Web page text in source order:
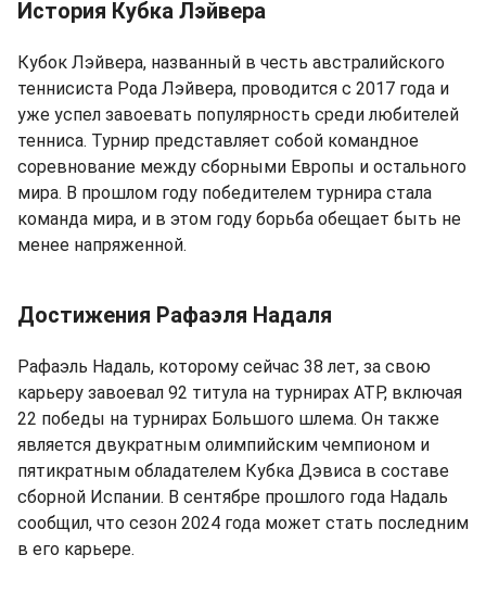
История Кубка Лэйвера
Кубок Лэйвера, названный в честь австралийского
теннисиста Рода Лэйвера, проводится с 2017 года и
уже успел завоевать популярность среди любителей
тенниса. Турнир представляет собой командное
соревнование между сборными Европы и остального
мира. В прошлом году победителем турнира стала
команда мира, и в этом году борьба обещает быть не
менее напряженной.
Достижения Рафаэля Надаля
Рафаэль Надаль, которому сейчас 38 лет, за свою
карьеру завоевал 92 титула на турнирах ATP, включая
22 победы на турнирах Большого шлема. Он также
является двукратным олимпийским чемпионом и
пятикратным обладателем Кубка Дэвиса в составе
сборной Испании. В сентябре прошлого года Надаль
сообщил, что сезон 2024 года может стать последним
в его карьере.